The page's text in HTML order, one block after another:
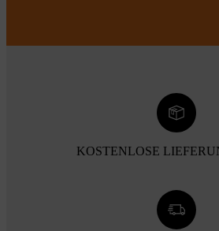
KOSTENLOSE